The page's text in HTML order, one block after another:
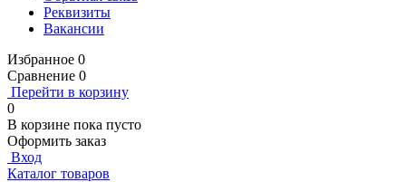
Реквизиты
Вакансии
Избранное 0
Сравнение 0
Перейти в корзину
0
В корзине пока пусто
Оформить заказ
Вход
Каталог товаров